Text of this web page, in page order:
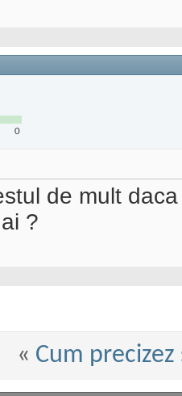
0
de mult
?
« Cum precizez